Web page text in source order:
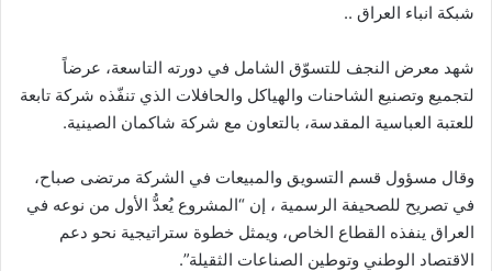
شبكة انباء العراق ..
شهد معرض النجف للتسوّق الشامل في دورته التاسعة، عرضاً
لتجميع وتصنيع الشاحنات والهياكل والحافلات الذي تنفّذه شركة تابعة
للعتبة العباسية المقدسة، بالتعاون مع شركة شاكمان الصينية.
وقال مسؤول قسم التسويق والمبيعات في الشركة مرتضى صباح،
في تصريح للصحيفة الرسمية ، إن “المشروع يُعدُّ الأول من نوعه في
العراق ينفذه القطاع الخاص، ويمثل خطوة ستراتيجية نحو دعم
الاقتصاد الوطني وتوطين الصناعات الثقيلة”.